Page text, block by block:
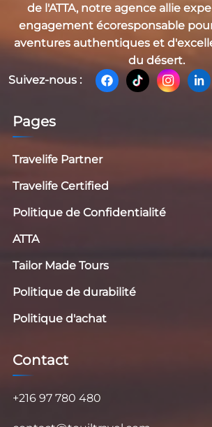
de l'ATTA, notre agence allie
engagement écoresponsable
aventures authentiques et
du désert.
Suivez-nous :
Pages
Travelife Partner
Travelife Certified
Politique de Confidentialité
ATTA
Tailor Made Tours
Politique de durabilité
Politique d'achat
Contact
+216 97 780 480